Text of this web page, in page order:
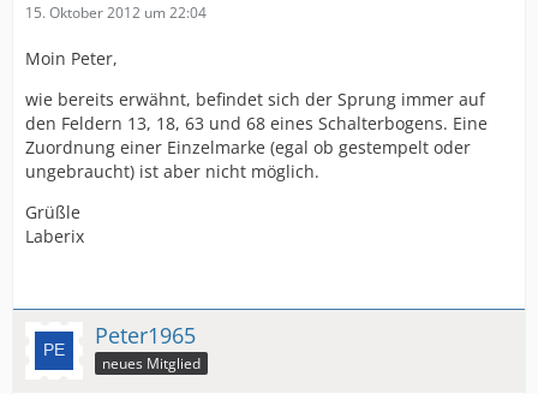
15. Oktober 2012 um 22:04
Moin Peter,
wie bereits erwähnt, befindet sich der Sprung immer auf
den Feldern 13, 18, 63 und 68 eines Schalterbogens. Eine
Zuordnung einer Einzelmarke (egal ob gestempelt oder
ungebraucht) ist aber nicht möglich.
Grüßle
Laberix
Peter1965
neues Mitglied